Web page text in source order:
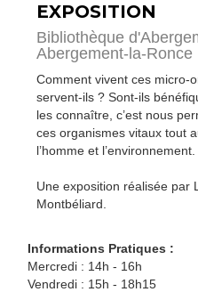
EXPOSITION
Bibliothèque
Abergement-la-Ronce
Comment vivent ces micro-
servent-ils ? Sont-ils
les connaître, c’est nous
ces organismes vitaux tout
l’homme et l’environnement.
Une exposition réalisée par
Montbéliard.
Informations Pratiques :
Mercredi : 14h - 16h
Vendredi : 15h - 18h15